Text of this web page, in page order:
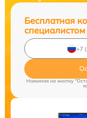
Бесплатная
специалистом
Нажимая на кнопку